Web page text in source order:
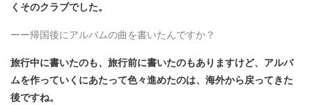
くそのクラブでした。
ーー帰国後にアルバムの曲を書いたんですか？
旅行中に書いたのも、旅行前に書いたのもありますけど、アルバ
ムを作っていくにあたって色々進めたのは、海外から戻ってきた
後ですね。